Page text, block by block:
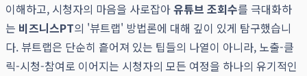
이해하고, 시청자의 마음을 사로잡아유튜브 조회수를 극대화하
는 비즈니스PT의 '뷰트랩' 방법론에 대해 깊이 있게 탐구했습니
다. 뷰트랩은 단순히 흩어져 있는 팁들의 나열이 아니라, 노출-클
릭-시청-참여로 이어지는 시청자의 모든 여정을 하나의 유기적인